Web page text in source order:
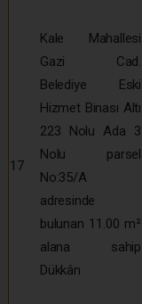
17
Kale Mahallesi
Gazi Cad.
Belediye Eski
Hizmet Binası Altı
223 Nolu Ada 3
Nolu parsel
No:35/A
adresinde
bulunan 11.00 m²
alana sahip
Dükkân